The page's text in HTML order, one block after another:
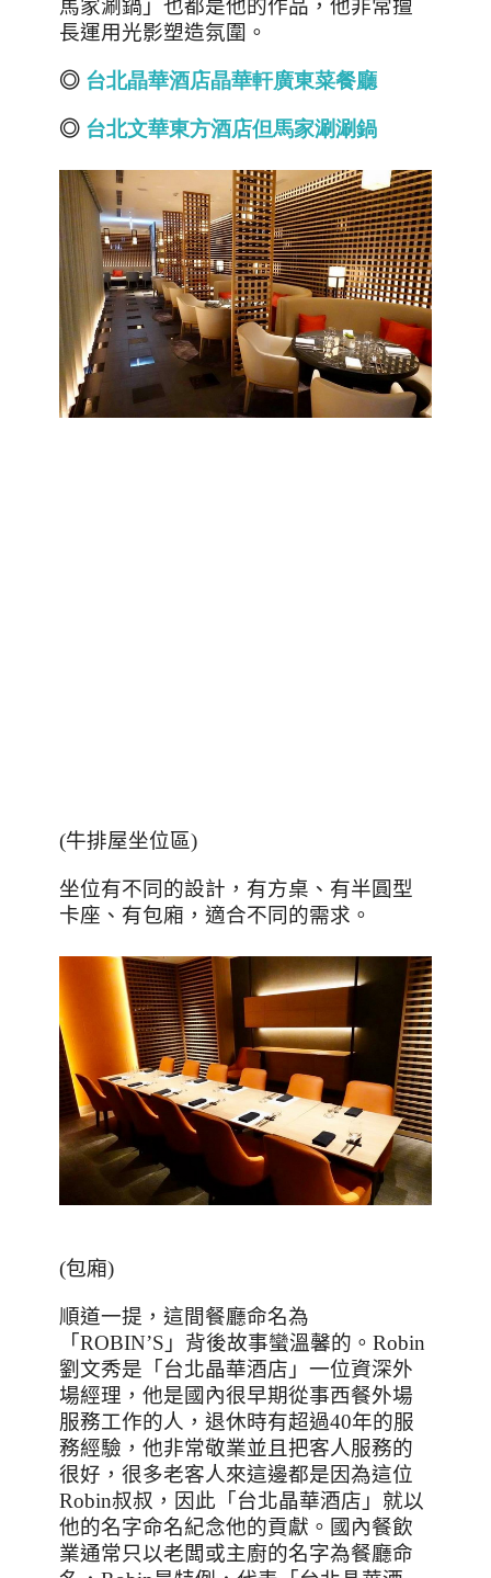
馬家涮鍋」也都是他的作品，他非常擅
長運用光影塑造氛圍。
◎ 台北晶華酒店晶華軒廣東菜餐廳
◎ 台北文華東方酒店但馬家涮涮鍋
(牛排屋坐位區)
坐位有不同的設計，有方桌、有半圓型
卡座、有包廂，適合不同的需求。
(包廂)
順道一提，這間餐廳命名為
「ROBIN’S 」背後故事蠻溫馨的。 Robin
劉文秀是「台北晶華酒店」一位資深外
場經理，他是國內很早期從事西餐外場
服務工作的人，退休時有超過40年的服
務經驗，他非常敬業並且把客人服務的
很好，很多老客人來這邊都是因為這位
Robin叔叔，因此「台北晶華酒店」就以
他的名字命名紀念他的貢獻。國內餐飲
業通常只以老闆或主廚的名字為餐廳命